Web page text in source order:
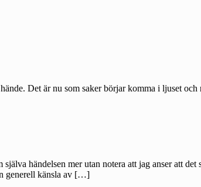
Det är nu som saker börjar komma i ljuset
händelsen mer utan notera att jag anser att det
generell känsla av […]